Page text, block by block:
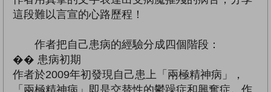
這段難以言宣的心路歷程！
作者把自己患病的經驗分成四個階段：
�� 患病初期
作者於2009年初發現自己患上「兩極精神病」，